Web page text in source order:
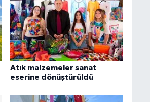
Atık malzemeler sanat
eserine dönüştürüldü